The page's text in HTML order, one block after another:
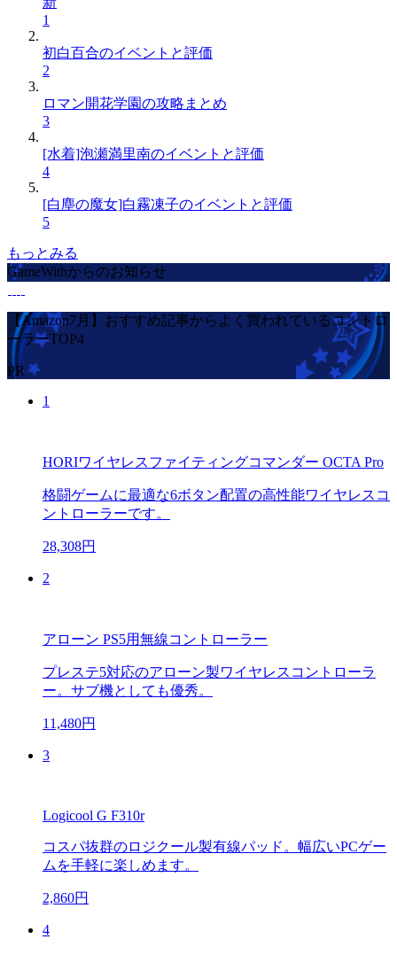
1
初白百合のイベントと評価
2
ロマン開花学園の攻略まとめ
3
[水着]泡瀬満里南のイベントと評価
4
[白塵の魔女]白霧凍子のイベントと評価
5
もっとみる
GameWithからのお知らせ
【Amazon7月】おすすめ記事からよく買われているコントロ
ーラーTOP4
PR
1
HORIワイヤレスファイティングコマンダー OCTA Pro
格闘ゲームに最適な6ボタン配置の高性能ワイヤレスコ
ントローラーです。
28,308円
2
アローン PS5用無線コントローラー
プレステ5対応のアローン製ワイヤレスコントローラ
ー。サブ機としても優秀。
11,480円
3
Logicool G F310r
コスパ抜群のロジクール製有線パッド。幅広いPCゲー
ムを手軽に楽しめます。
2,860円
4